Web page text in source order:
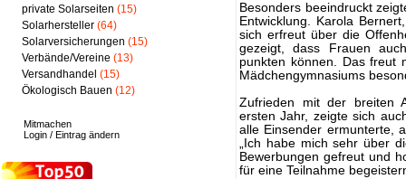
private Solarseiten (15)
Solarhersteller (64)
Solarversicherungen (15)
Verbände/Vereine (13)
Versandhandel (15)
Ökologisch Bauen (12)
Mitmachen
Login / Eintrag ändern
Besonders beeindruckt
Entwicklung. Karola
sich erfreut über die
gezeigt, dass Frauen
punkten können. Das freut
Mädchengymnasiums
Zufrieden mit der breiten
ersten Jahr, zeigte sich
alle Einsender ermunterte,
„Ich habe mich sehr über
Bewerbungen gefreut und
für eine Teilnahme